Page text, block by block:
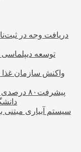
دریافت وجه در
توسعه
واکنش سازمان غذا
سیستم آبیاری